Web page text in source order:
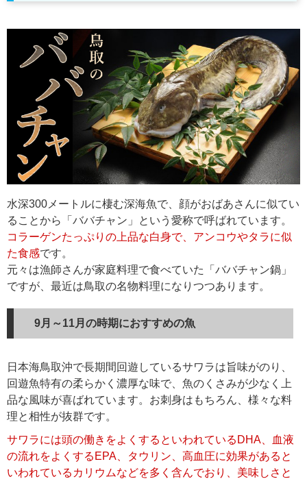
水深300メートルに棲む深海魚で、顔がおばあさんに似てい
ることから「ババチャン」という愛称で呼ばれています。
コラーゲンたっぷりの上品な白身で、アンコウやタラに似
た食感です。
元々は漁師さんが家庭料理で食べていた「ババチャン鍋」
ですが、最近は鳥取の名物料理になりつつあります。
9月～11月の時期におすすめの魚
日本海鳥取沖で長期間回遊しているサワラは旨味がのり、
回遊魚特有の柔らかく濃厚な味で、魚のくさみが少なく上
品な風味が喜ばれています。お刺身はもちろん、様々な料
理と相性が抜群です。
サワラには頭の働きをよくするといわれているDHA、血液
の流れをよくするEPA、タウリン、高血圧に効果があると
いわれているカリウムなどを多く含んでおり、美味しさと